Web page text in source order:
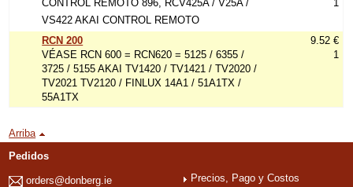
CONTROL REMOTO 896, RCV425A / V25A /
VS422 AKAI CONTROL REMOTO
1
RCN 200
VÉASE RCN 600 = RCN620 = 5125 / 6355 /
3725 / 5155 AKAI TV1420 / TV1421 / TV2020 /
TV2021 TV2120 / FINLUX 14A1 / 51A1TX /
55A1TX
9.52 €
1
Arriba
Pedidos
orders@donberg.ie
Precios, Pago y Costos